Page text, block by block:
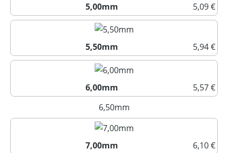
5,00mm
5,09 €
5,00mm
5,50mm
5,94 €
5,50mm
6,00mm
5,57 €
6,00mm
6,50mm(Diese Option ist zurzeit
7,00mm
6,10 €